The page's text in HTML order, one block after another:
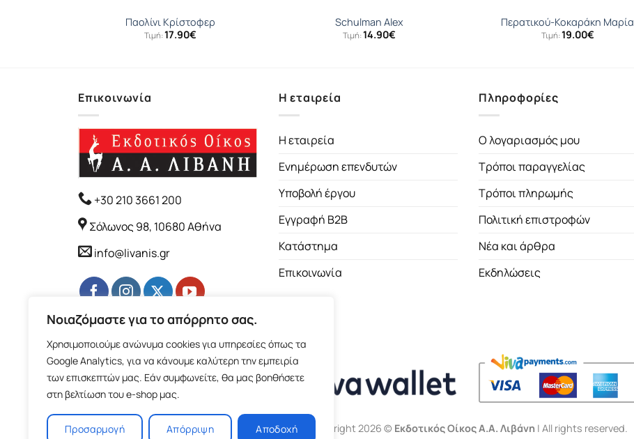
Νοιαζόμαστε για το απόρρητο σας.
Χρησιμοποιούμε ανώνυμα cookies για υπηρεσίες όπως τα
Google Analytics, για να κάνουμε καλύτερη την εμπειρία
των επισκεπτών μας. Εάν συμφωνείτε, θα μας βοηθήσετε
στη βελτίωση του e-shop μας.
Προσαρμογή Απόρριψη Αποδοχή
Παολίνι Κρίστοφερ
Τιμή:17.90€
Schulman Alex
Τιμή:14.90€
Περατικού-Κοκαράκη Μαρία
Τιμή:19.00€
Επικοινωνία
+30 210 3661 200
Σόλωνος 98, 10680 Αθήνα
info@livanis.gr
Η εταιρεία
Η εταιρεία
Ενημέρωση επενδυτών
Υποβολή έργου
Εγγραφή B2B
Κατάστημα
Επικοινωνία
Πληροφορίες
Ο λογαριασμός μου
Τρόποι παραγγελίας
Τρόποι πληρωμής
Πολιτική επιστροφών
Νέα και άρθρα
Εκδηλώσεις
Copyright 2026 © Εκδοτικός Οίκος Α.Α. Λιβάνη | All rights reserved.